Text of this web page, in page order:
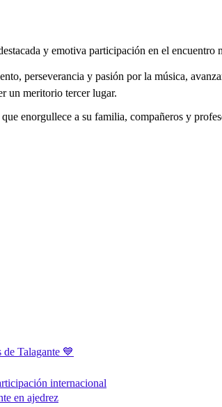
y emotiva participación en el encuentro
perseverancia y pasión por la música,
un meritorio tercer lugar.
enorgullece a su familia, compañeros y
Talagante 💙
internacional
en ajedrez